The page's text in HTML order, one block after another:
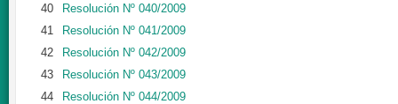
40
Resolución Nº 040/2009
41
Resolución Nº 041/2009
42
Resolución Nº 042/2009
43
Resolución Nº 043/2009
44
Resolución Nº 044/2009